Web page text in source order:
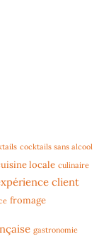
cocktails sans alcool
locale culinaire
client
fromage
gastronomie